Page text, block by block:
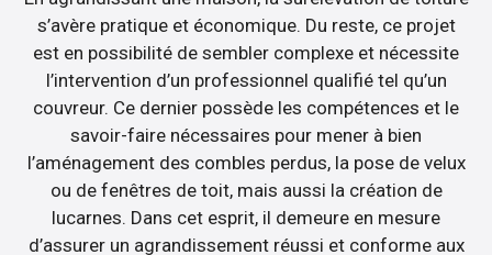
s’avère pratique et économique. Du reste, ce projet
est en possibilité de sembler complexe et nécessite
l’intervention d’un professionnel qualifié tel qu’un
couvreur. Ce dernier possède les compétences et le
savoir-faire nécessaires pour mener à bien
l’aménagement des combles perdus, la pose de velux
ou de fenêtres de toit, mais aussi la création de
lucarnes. Dans cet esprit, il demeure en mesure
d’assurer un agrandissement réussi et conforme aux